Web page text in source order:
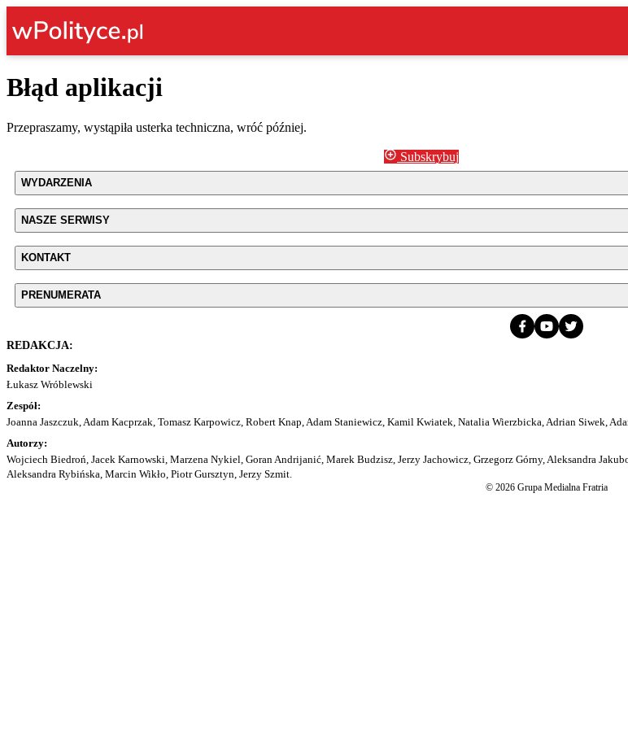
Błąd aplikacji
Przepraszamy, wystąpiła usterka techniczna, wróć później.
Subskrybuj
WYDARZENIA
NASZE SERWISY
KONTAKT
PRENUMERATA
REDAKCJA:
Redaktor Naczelny:
Łukasz Wróblewski
Zespół:
Joanna Jaszczuk, Adam Kacprzak, Tomasz Karpowicz, Robert Knap, Adam Staniewicz, Kamil Kwiatek, Natalia Wierzbicka, Adrian Siwek,
Autorzy:
Wojciech Biedroń, Jacek Karnowski, Marzena Nykiel, Goran Andrijanić, Marek Budzisz, Jerzy Jachowicz, Grzegorz Górny, Aleksandra
Aleksandra Rybińska, Marcin Wikło, Piotr Gursztyn, Jerzy Szmit.
© 2026 Grupa Medialna Fratria